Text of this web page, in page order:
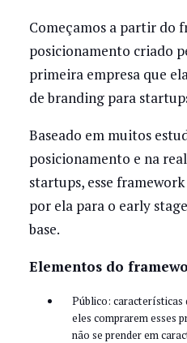
Começamos a partir do
posicionamento criado
primeira empresa que
de branding para
Baseado em muitos
posicionamento e na
startups, esse
por ela para o early
base.
Elementos do
Público: características
eles comprarem esses
não se prender em